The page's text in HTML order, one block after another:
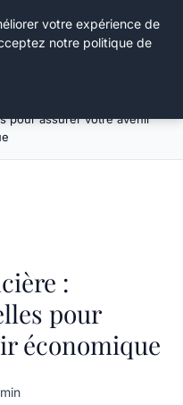
financière : stratégies
pour assurer votre avenir
:
pour
économique
votre expérience de
notre politique de